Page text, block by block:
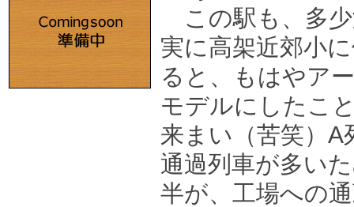
この駅も、多
実に高架近郊小
ると、もはやア
モデルにしたこ
来まい（苦笑）A
通過列車が多い
半が、工場への